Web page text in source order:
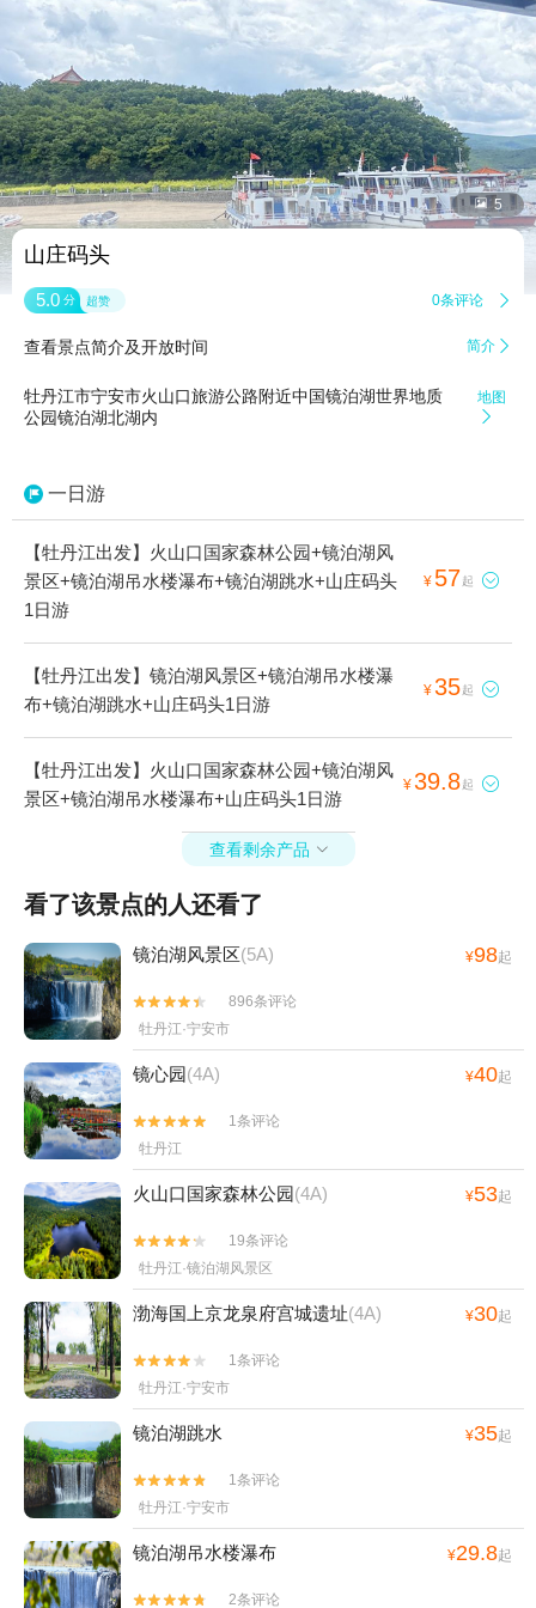
 5
山庄码头
5.0 分 超赞 0条评论 
查看景点简介及开放时间 简介 
牡丹江市宁安市火山口旅游公路附近中国镜泊湖世界地质
公园镜泊湖北湖内
地图

一日游
【牡丹江出发】火山口国家森林公园+镜泊湖风
景区+镜泊湖吊水楼瀑布+镜泊湖跳水+山庄码头
1日游
¥ 57起 
【牡丹江出发】镜泊湖风景区+镜泊湖吊水楼瀑
布+镜泊湖跳水+山庄码头1日游
¥35起 
【牡丹江出发】火山口国家森林公园+镜泊湖风
景区+镜泊湖吊水楼瀑布+山庄码头1日游
¥39.8起 
查看剩余产品 
看了该景点的人还看了
镜泊湖风景区(5A) ¥98起


896条评论
牡丹江·宁安市
镜心园(4A) ¥40起


1条评论
牡丹江
火山口国家森林公园(4A) ¥53起


19条评论
牡丹江·镜泊湖风景区
渤海国上京龙泉府宫城遗址(4A) ¥30起


1条评论
牡丹江·宁安市
镜泊湖跳水 ¥35起


1条评论
牡丹江·宁安市
镜泊湖吊水楼瀑布 ¥29.8起

 2条评论